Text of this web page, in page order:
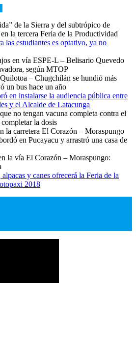
de la Sierra y del subtrópico de
la tercera Feria de la Productividad
las estudiantes es optativo, ya no
en vía ESPE-L – Belisario Quevedo
según MTOP
– Chugchilán se hundió más
un bus hace un año
en instalarse la audiencia pública entre
y el Alcalde de Latacunga
no tengan vacuna completa contra el
la dosis
la carretera El Corazón – Moraspungo
en Pucayacu y arrastró una casa de
la vía El Corazón – Moraspungo:
y canes ofrecerá la Feria de la
2018
del centro del país